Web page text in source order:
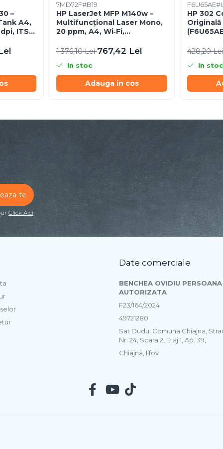
–
A4,
ITS,
7MD72F#B19
HP LaserJet MFP M140w –
Multifuncțional Laser Mono,
20 ppm, A4, Wi‑Fi,
1.376,10 Lei767,42 Lei
In stoc
Adauga in cos
HP 302
Originală
428,20
In stoc
Click Aici
Date comerciale
BENCHEA OVIDIU
AUTORIZATA
F23/164/2024
49721280
Sat Dudu, Comuna Chiajna,
Nr. 24, Scara 2, Etaj 1, Ap. 39,
Chiajna, Ilfov